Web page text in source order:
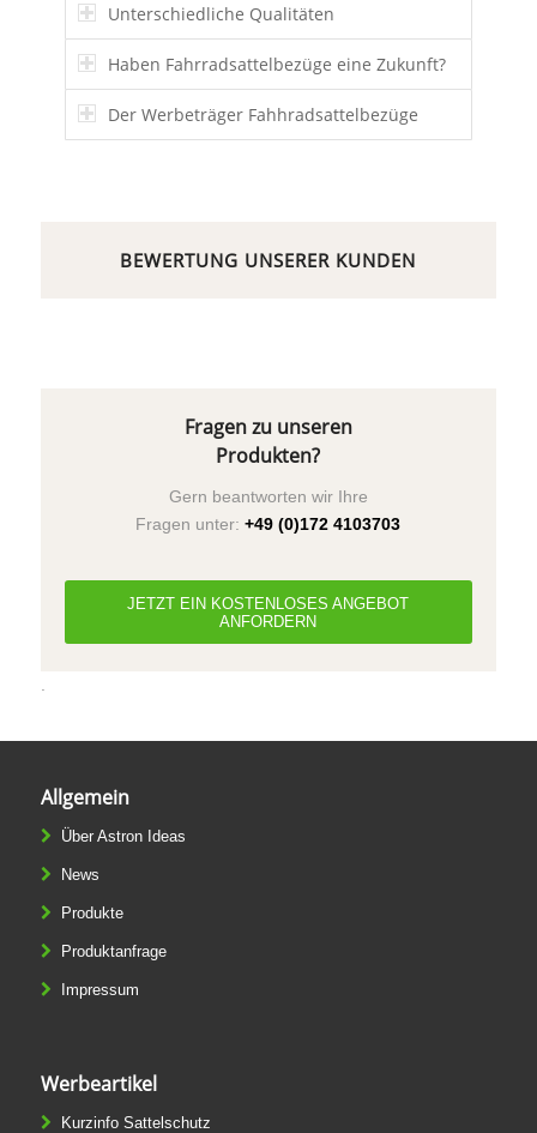
Unterschiedliche Qualitäten
Haben Fahrradsattelbezüge eine Zukunft?
Der Werbeträger Fahhradsattelbezüge
BEWERTUNG UNSERER KUNDEN
Fragen zu unseren
Produkten?
Gern beantworten wir Ihre
Fragen unter:+49 (0)172 4103703
JETZT EIN KOSTENLOSES ANGEBOT
ANFORDERN
.
Allgemein
Über Astron Ideas
News
Produkte
Produktanfrage
Impressum
Werbeartikel
Kurzinfo Sattelschutz